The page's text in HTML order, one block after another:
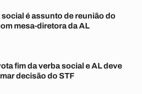
social é assunto de reunião do
mesa-diretora da AL
fim da verba social e AL deve
decisão do STF